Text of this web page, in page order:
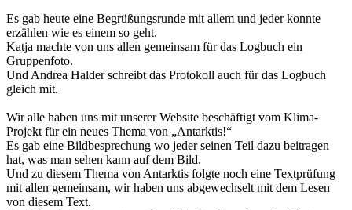
Es gab heute eine Begrüßungsrunde mit allem und jeder konnte
erzählen wie es einem so geht.
Katja machte von uns allen gemeinsam für das Logbuch ein
Gruppenfoto.
Und Andrea Halder schreibt das Protokoll auch für das Logbuch
gleich mit.
Wir alle haben uns mit unserer Website beschäftigt vom Klima-
Projekt für ein neues Thema von „Antarktis!“
Es gab eine Bildbesprechung wo jeder seinen Teil dazu beitragen
hat, was man sehen kann auf dem Bild.
Und zu diesem Thema von Antarktis folgte noch eine Textprüfung
mit allen gemeinsam, wir haben uns abgewechselt mit dem Lesen
von diesem Text.